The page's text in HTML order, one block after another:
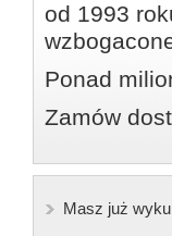
od 1993
Ponad
Zamów
Masz już